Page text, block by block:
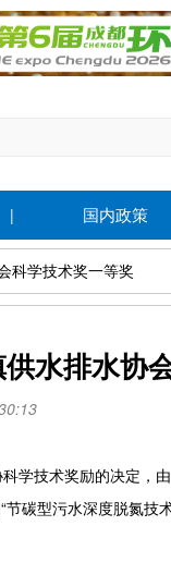
| 国内政策
科学技术奖一等奖
水排水协
学技术奖励的决定，
碳型污水深度脱氮技